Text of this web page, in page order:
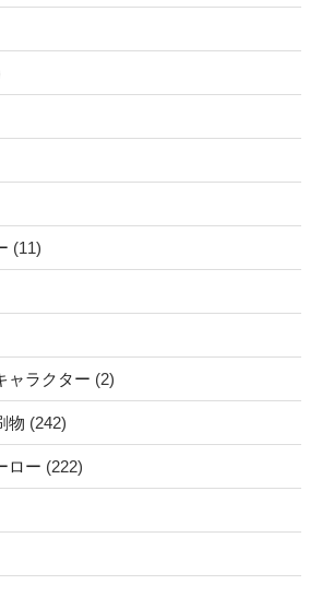
(11)
ャラクター (2)
物 (242)
ロー (222)